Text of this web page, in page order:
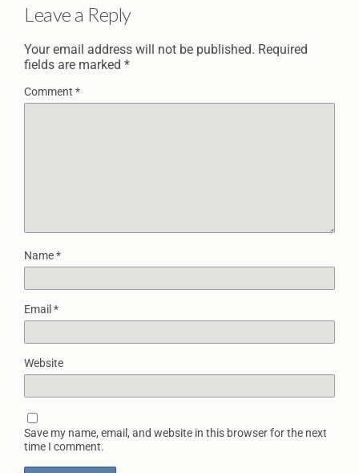
Leave a Reply
Your email address will not be published. Required
fields are marked *
Comment *
Name*
Email *
Website
Save my name, email, and website in this browser for the next
time I comment.